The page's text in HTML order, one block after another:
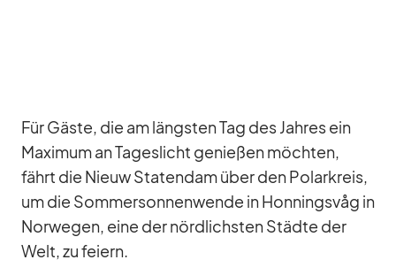
Für Gäste, die am längs­ten Tag des Jah­res ein
Ma­xi­mum an Ta­ges­licht ge­nie­ßen möch­ten,
fährt die Nieuw Sta­ten­dam über den Po­lar­kreis,
um die Som­mer­son­nen­wende in Hon­nings­våg in
Nor­we­gen, eine der nörd­lichs­ten Städte der
Welt, zu fei­ern.